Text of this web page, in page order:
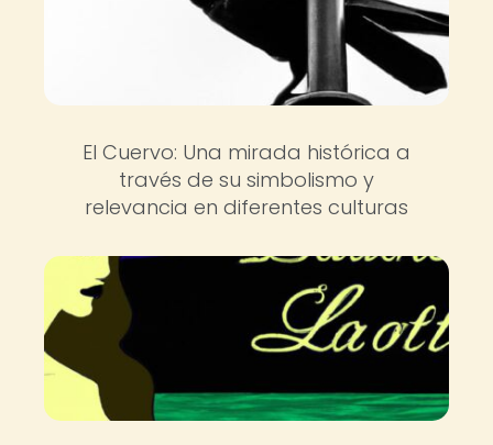
El Cuervo: Una mirada histórica a
través de su simbolismo y
relevancia en diferentes culturas